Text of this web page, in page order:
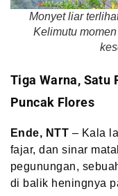
Monyet liar
Kelimutu
Tiga Warna, Satu
Puncak Flores
Ende, NTT – Kala
fajar, dan sinar
pegunungan,
di balik heningnya